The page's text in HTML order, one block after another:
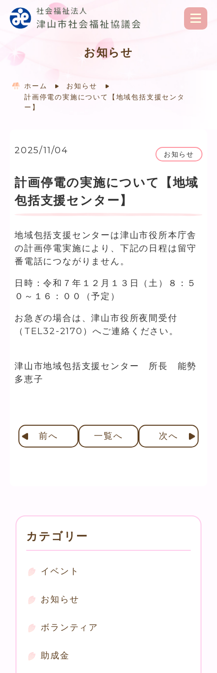
お知らせ
ホーム
お知らせ
計画停電の実施について【地域包括支援センタ
ー】
2025/11/04 お知らせ
計画停電の実施について【地域
包括支援センター】
地域包括支援センターは津山市役所本庁舎
の計画停電実施により、下記の日程は留守
番電話につながりません。
日時：令和７年１２月１３日（土）８：５
０～１６：００（予定）
お急ぎの場合は、津山市役所夜間受付
（TEL32-2170）へご連絡ください。
津山市地域包括支援センター 所長 能勢
多恵子
前へ 一覧へ 次へ
カテゴリー
イベント
お知らせ
ボランティア
助成金